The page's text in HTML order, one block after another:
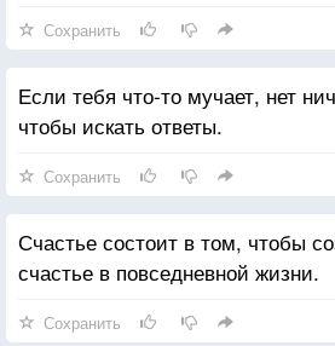
Сохранить
Если тебя что-то мучает, нет
чтобы искать ответы.
Сохранить
Счастье состоит в том, чтобы
счастье в повседневной жизни.
Сохранить